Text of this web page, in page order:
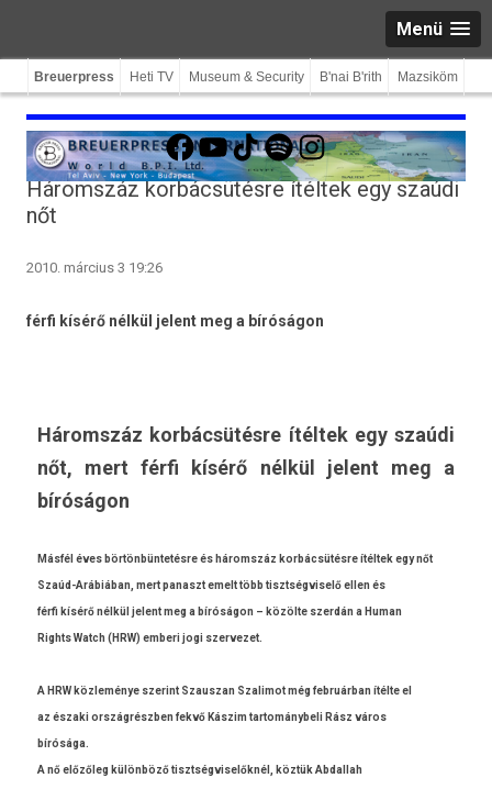
Menü
Breuerpress Heti TV Museum & Security B'nai B'rith Mazsiköm
Facebook
YouTube
TikTokSpotifyInstagram
Háromszáz korbácsütésre ítéltek egy szaúdi
nőt
2010. március 3 19:26
férfi kísérő nélkül jelent meg a bíróságon
Háromszáz korbácsütésre ítéltek egy szaúdi
nőt, mert férfi kísérő nélkül jelent meg a
bíróságon
Másfél éves börtönbüntetésre és háromszáz korbácsütésre ítéltek egy nőt
Szaúd-Arábiában, mert panaszt emelt több tisztség­viselő ellen és
férfi kísérő nélkül jelent meg a bíróságon – közölte szerdán a Human
Rights Watch (HRW) em­beri jogi szer­vezet.
A HRW közleménye szerint Szaus­zan Szalimot még februárban ítélte el
az északi országrészben fekvő Kászim tar­tománybeli Rász város
bírósága.
A nő előzőleg különböző tisztség­viselők­nél, köztük Ab­dal­lah